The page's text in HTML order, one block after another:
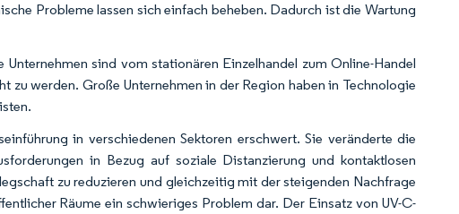
Probleme lassen sich einfach beheben. Dadurch ist die Wartung
sind vom stationären Einzelhandel zum Online-Handel
zu werden. Große Unternehmen in der Region haben in Technologie
in verschiedenen Sektoren erschwert. Sie veränderte die
in Bezug auf soziale Distanzierung und kontaktlosen
zu reduzieren und gleichzeitig mit der steigenden Nachfrage
Räume ein schwieriges Problem dar. Der Einsatz von UV-C-